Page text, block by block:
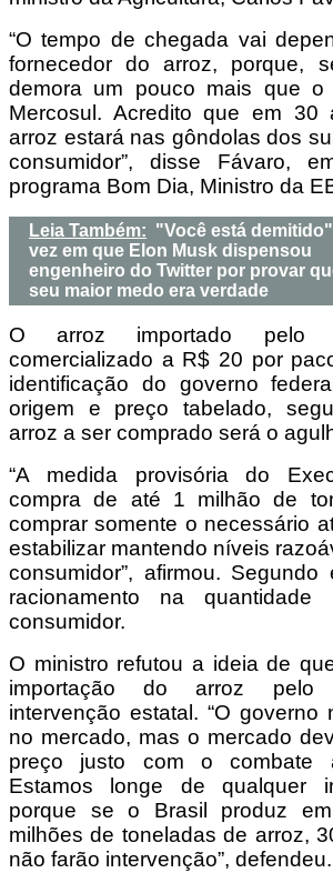
“O tempo de chegada vai
fornecedor do arroz, porque,
demora um pouco mais que o
Mercosul. Acredito que em
arroz estará nas gôndolas dos
consumidor”, disse Fávaro,
programa Bom Dia, Ministro da
Leia Também: "Você está
vez em que Elon Musk dispensou
engenheiro do Twitter por provar
seu maior medo era verdade
O arroz importado pelo
comercializado a R$ 20 por
identificação do governo
origem e preço tabelado,
arroz a ser comprado será o
“A medida provisória do
compra de até 1 milhão de
comprar somente o necessário
estabilizar mantendo níveis
consumidor”, afirmou.
racionamento na
consumidor.
O ministro refutou a ideia de
importação do arroz pelo
intervenção estatal. “O governo
no mercado, mas o mercado
preço justo com o combate
Estamos longe de qualquer
porque se o Brasil produz
milhões de toneladas de arroz,
não farão intervenção”, defendeu.